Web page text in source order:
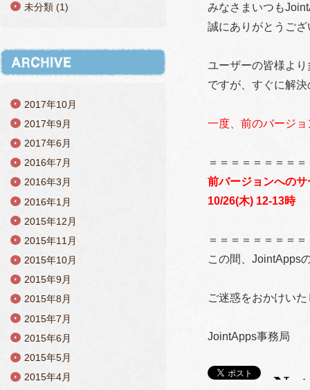
みなさまいつも
誠にありがとうござ
ユーザーの皆様よ
ですが、すぐに解
一度、前のバージ
＝＝＝＝＝＝＝＝
前バージョンへの
10/26(木) 12-13時
＝＝＝＝＝＝＝＝
この間、JointApps
ご迷惑をおかけい
JointApps事務局
未分類 (1)
2017年10月
2017年9月
2017年6月
2016年7月
2016年3月
2016年1月
2015年12月
2015年11月
2015年10月
2015年9月
2015年8月
2015年7月
2015年6月
2015年5月
2015年4月